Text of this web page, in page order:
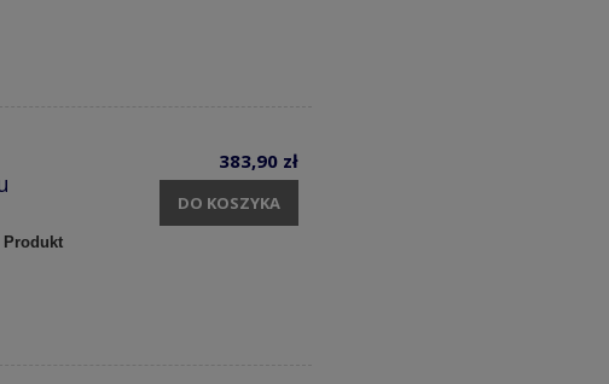
Produkt
383,90 zł
DO KOSZYKA